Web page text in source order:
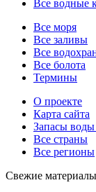
Все водные
Все моря
Все заливы
Все
Все болота
Термины
О проекте
Карта сайта
Запасы
Все страны
Все регионы
Свежие материалы